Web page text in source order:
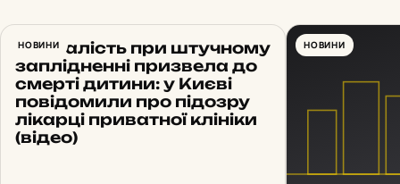
НОВИНИ
Недбалість при штучному
заплідненні призвела до
смерті дитини: у Києві
повідомили про підозру
лікарці приватної клініки
(відео)
НОВИНИ